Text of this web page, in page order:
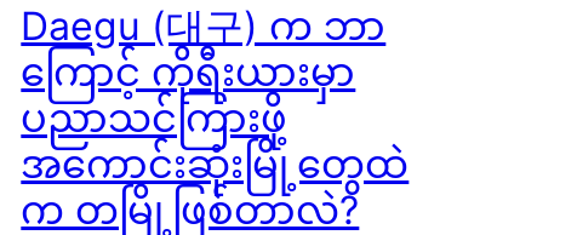
Daegu (대구) က ဘာ
ကြောင့် ကိုရီးယားမှာ
ပညာသင်ကြားဖို့
အကောင်းဆုံးမြို့တွေထဲ
က တမြို့ဖြစ်တာလဲ?